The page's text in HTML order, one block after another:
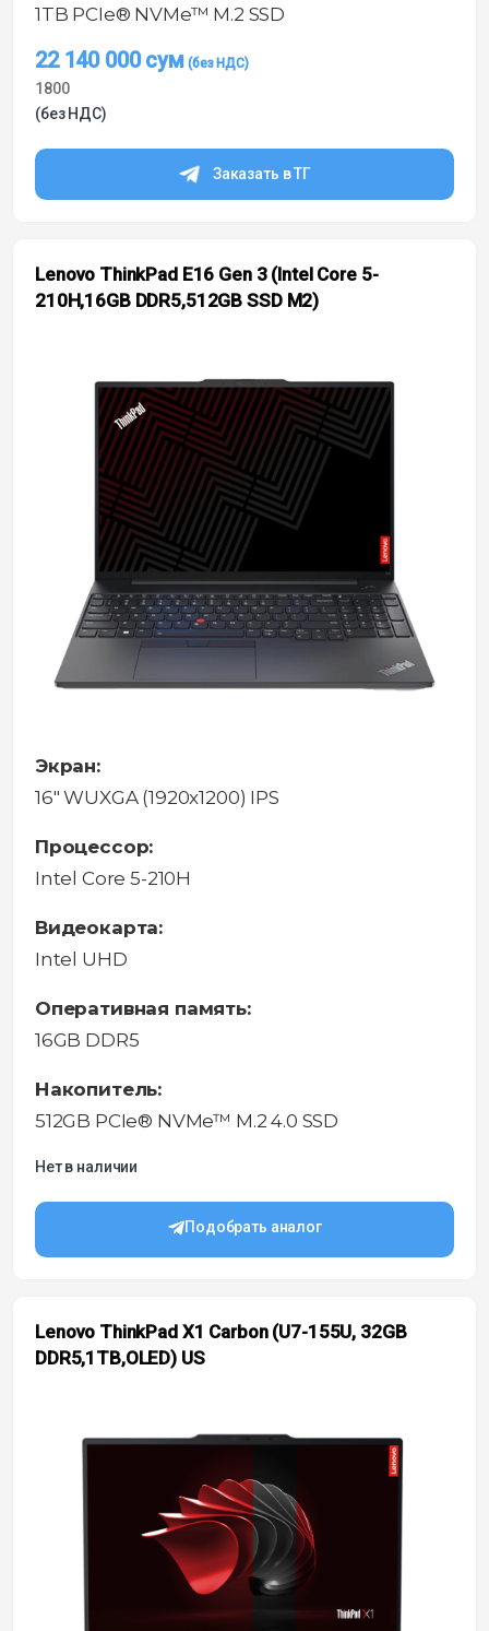
1TB PCIe® NVMe™ M.2 SSD
22 140 000сум
1800
(без НДС)
Заказать в ТГ
Lenovo ThinkPad E16 Gen 3 (Intel Core 5-
210H,16GB DDR5,512GB SSD M2)
Экран:
16" WUXGA (1920x1200) IPS
Процессор:
Intel Core 5-210H
Видеокарта:
Intel UHD
Оперативная память:
16GB DDR5
Накопитель:
512GB PCIe® NVMe™ M.2 4.0 SSD
Нет в наличии
Подобрать аналог
Lenovo ThinkPad X1 Carbon (U7-155U, 32GB
DDR5,1TB,OLED) US